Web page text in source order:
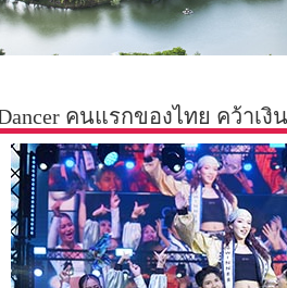
คนแรกของไทย คว้าเ